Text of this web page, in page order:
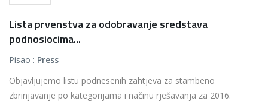
Lista prvenstva za odobravanje sredstava
podnosiocima...
Pisao : Press
Objavljujemo listu podnesenih zahtjeva za stambeno
zbrinjavanje po kategorijama i načinu rješavanja za 2016.